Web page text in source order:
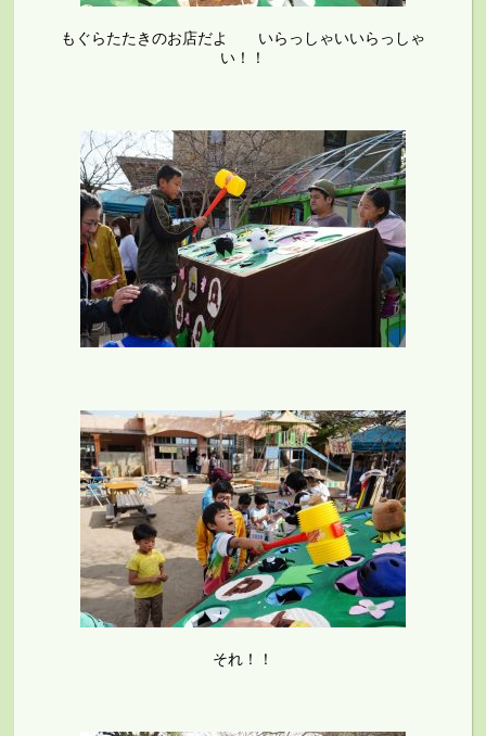
もぐらたたきのお店だよ いらっしゃいいらっしゃ
い！！
それ！！